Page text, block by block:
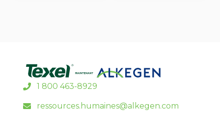
1 800 463-8929
ressources.humaines@alkegen.com